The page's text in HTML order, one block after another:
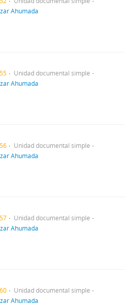
Ahumada
Unidad documental simple
Ahumada
Unidad documental simple
Ahumada
Unidad documental simple
Ahumada
Unidad documental simple
Ahumada